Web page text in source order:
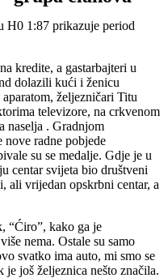
H0 1:87 prikazuje period
kredite, a gastarbajteri u
dolazili kući i ženicu
željezničari Titu
televizore, na crkvenom
naselja . Gradnjom
nove radne pobjede
su se medalje. Gdje je u
centar svijeta bio društveni
ali vrijedan opskrbni centar, a
“Ćiro”, kako ga je
nema. Ostale su samo
svatko ima auto, mi smo se
još željeznica nešto značila.